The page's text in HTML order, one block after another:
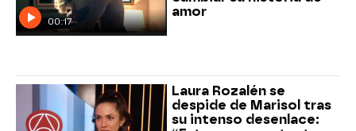
00:17
amor
Laura Rozalén se
despide de Marisol tras
su intenso desenlace: